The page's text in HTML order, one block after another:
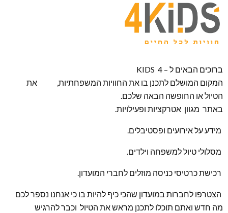
ברוכים הבאים ל – KIDS 4
המקום המושלם לתכנן בו את החוויות המשפחתיות, את
הטיול או החופשה הבאה שלכם.
באתר מגוון אטרקציות ופעילויות.
מידע על אירועים ופסטיבלים.
מסלולי טיול למשפחה וילדים.
רכישת כרטיסי כניסה מוזלים לחברי המועדון.
הצטרפו לחברות במועדון שהכי כיף להיות בו כי אנחנו נספר לכם
מה חדש ואתם תוכלו לתכנן מראש את הטיול וכבר להרגיש